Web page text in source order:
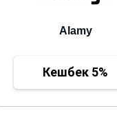
Alamy
Кешбек 5%